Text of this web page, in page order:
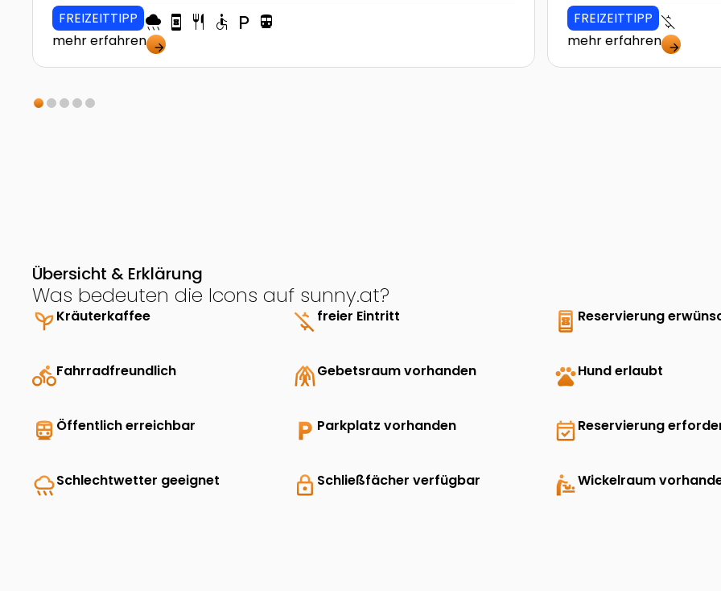
FREIZEITTIPP rainy book_online restaurant accessible local_parking directions_transit
mehr erfahren arrow_forward
FREIZEITTIPP money_off
mehr erfahren arrow_forward
Übersicht & Erklärung
Was bedeuten die Icons auf sunny.at?
psychiatryKräuterkaffee money_off freier Eintritt book_online Reservierung
directions_bikeFahrradfreundlich folded_handsGebetsraum vorhanden petsHund erlaubt
directions_transit Öffentlich erreichbar local_parking Parkplatz vorhanden event_availableReservierung
rainySchlechtwetter geeignet lock Schließfächer verfügbar baby_changing_stationWickelraum